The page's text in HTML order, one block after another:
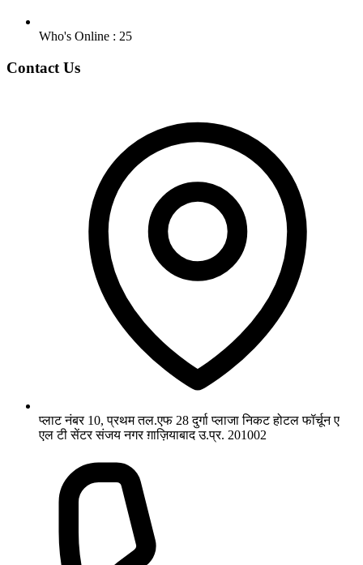
Who's Online : 25
Contact Us
प्लाट नंबर 10, प्रथम तल.एफ 28 दुर्गा प्लाजा निकट होटल फॉर्चून ए
एल टी सेंटर संजय नगर ग़ाज़ियाबाद उ.प्र. 201002